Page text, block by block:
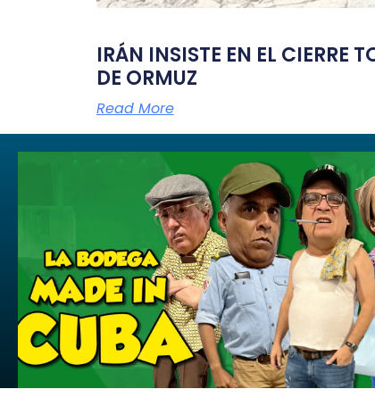
IRÁN INSISTE EN EL CIERRE
DE ORMUZ
Read More